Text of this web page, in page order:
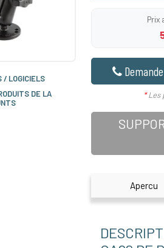
/ LOGICIELS
DE LA
Prix
*Les
Apercu